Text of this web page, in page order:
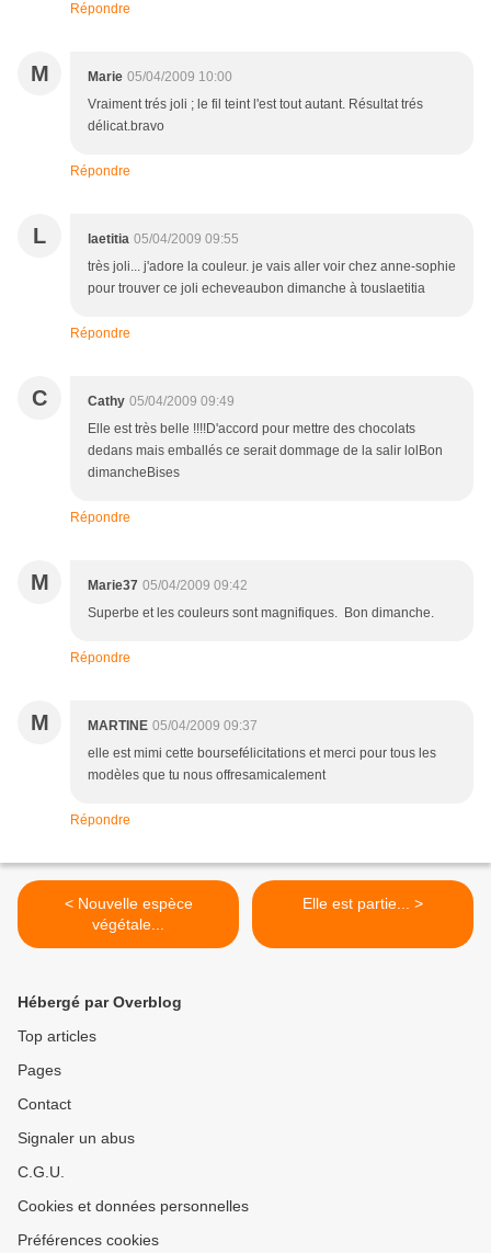
Répondre
M Marie 05/04/2009 10:00
Vraiment trés joli ; le fil teint l'est tout autant. Résultat trés
délicat.bravo
Répondre
L laetitia 05/04/2009 09:55
très joli... j'adore la couleur. je vais aller voir chez anne-sophie
pour trouver ce joli echeveaubon dimanche à touslaetitia
Répondre
C Cathy 05/04/2009 09:49
Elle est très belle !!!!D'accord pour mettre des chocolats
dedans mais emballés ce serait dommage de la salir lolBon
dimancheBises
Répondre
M Marie37 05/04/2009 09:42
Superbe et les couleurs sont magnifiques. Bon dimanche.
Répondre
M MARTINE 05/04/2009 09:37
elle est mimi cette boursefélicitations et merci pour tous les
modèles que tu nous offresamicalement
Répondre
< Nouvelle espèce
végétale...
Elle est partie... >
Hébergé par Overblog
Top articles
Pages
Contact
Signaler un abus
C.G.U.
Cookies et données personnelles
Préférences cookies